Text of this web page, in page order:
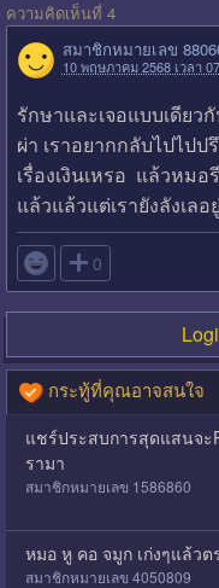
ความคิดเห็นที่ 4
สมาชิกหมายเลข
10 พฤษภาคม 2568 เวลา
รักษาและเจอแบบเดียว
ผ่า เราอยากกลับไปไ
เรื่องเงินเหรอ แล้วหม
แล้วแล้วแต่เรายังลังเลอ
 0
กระทู้ที่คุณอาจสนใจ
แชร์ประสบการสุดแสนจะ
รามา
สมาชิกหมายเลข 1586860
หมอ หู คอ จมูก เก่งๆแล้ว
สมาชิกหมายเลข 4050809